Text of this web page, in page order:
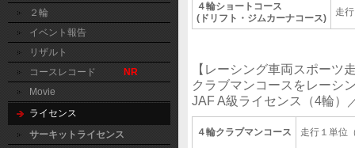
２輪
イベント報告
リザルト
コースレコード
NR
Movie
ライセンス
サーキットライセンス
４輪ショートコース
(ドリフト・ジムカーナコース)
走
【レーシング車両スポーツ
クラブマンコースをレーシ
JAF A級ライセンス（4輪）
４輪クラブマンコース 走行１単位